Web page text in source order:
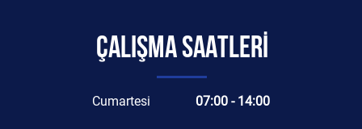
ÇALIŞMA SAATLERİ
Cumartesi 07:00 - 14:00